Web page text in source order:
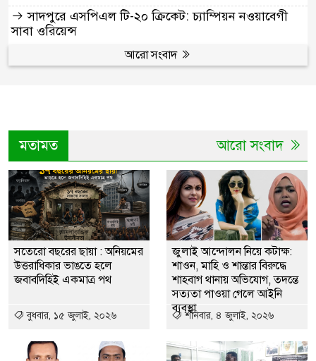
সাদপুরে এসপিএল টি-২০ ক্রিকেট: চ্যাম্পিয়ন নওয়াবেগী
সাবা ওরিয়েন্স
আরো সংবাদ
মতামত আরো সংবাদ
সতেরো বছরের ছায়া : অনিয়মের
উত্তরাধিকার ভাঙতে হলে
জবাবদিহিই একমাত্র পথ
বুধবার, ১৫ জুলাই, ২০২৬
জুলাই আন্দোলন নিয়ে কটাক্ষ:
শাওন, মাহি ও শান্তার বিরুদ্ধে
শাহবাগ থানায় অভিযোগ, তদন্তে
সত্যতা পাওয়া গেলে আইনি
ব্যবস্থা
শনিবার, ৪ জুলাই, ২০২৬